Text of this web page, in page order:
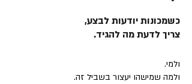
כשמכונות יודעות לבצע,
צריך לדעת מה להגיד.
ולמי.
ולמה שמישהו יעצור בשביל זה.